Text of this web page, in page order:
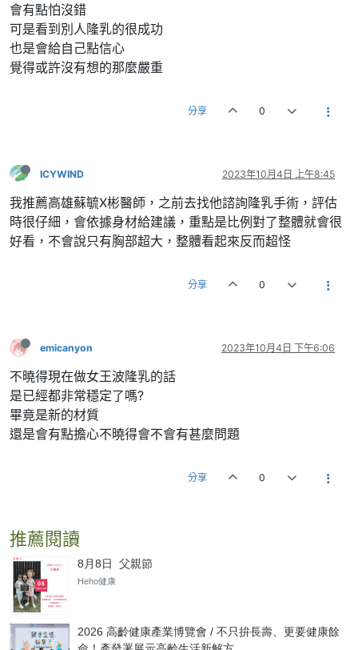
會有點怕沒錯
可是看到別人隆乳的很成功
也是會給自己點信心
覺得或許沒有想的那麼嚴重
分享 0
ICYWIND 2023年10月4日 上午8:45
我推薦高雄蘇毓X彬醫師，之前去找他諮詢隆乳手術，評估
時很仔細，會依據身材給建議，重點是比例對了整體就會很
好看，不會說只有胸部超大，整體看起來反而超怪
分享 0
emicanyon 2023年10月4日 下午6:06
不曉得現在做女王波隆乳的話
是已經都非常穩定了嗎?
畢竟是新的材質
還是會有點擔心不曉得會不會有甚麼問題
分享 0
推薦閱讀